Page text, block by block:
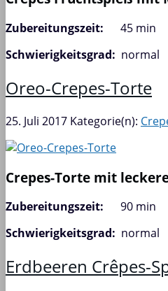
Zubereitungszeit: 45 min
Schwierigkeitsgrad: normal
Oreo-Crepes-Torte
25. Juli 2017 Kategorie(n):
Crepes-Torte mit
Zubereitungszeit: 90 min
Schwierigkeitsgrad: normal
Erdbeeren Crêpes-